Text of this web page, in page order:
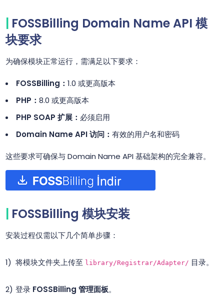
FOSSBilling Domain Name API 模
块要求
为确保模块正常运行，需满足以下要求：
FOSSBilling： 1.0 或更高版本
PHP： 8.0 或更高版本
PHP SOAP 扩展： 必须启用
Domain Name API 访问： 有效的用户名和密码
这些要求可确保与 Domain Name API 基础架构的完全兼容。
FOSSBilling 模块安装
安装过程仅需以下几个简单步骤：
将模块文件夹上传至 library/Registrar/Adapter/ 目录。
登录 FOSSBilling 管理面板。